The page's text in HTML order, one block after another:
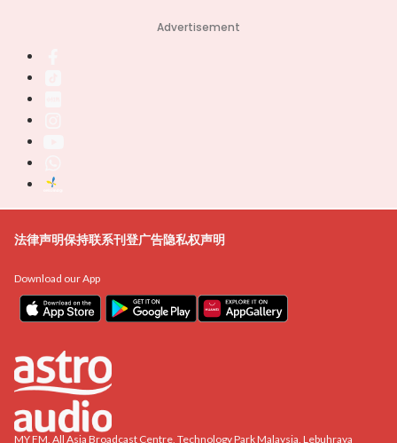
Advertisement
法律声明保持联系刊登广告隐私权声明
MY FM, All Asia Broadcast Centre, Technology Park Malaysia, Lebuhraya
Download our App